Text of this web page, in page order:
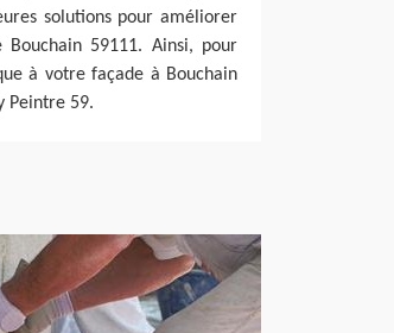
solutions pour améliorer
59111. Ainsi, pour
à votre façade à Bouchain
Peintre 59.